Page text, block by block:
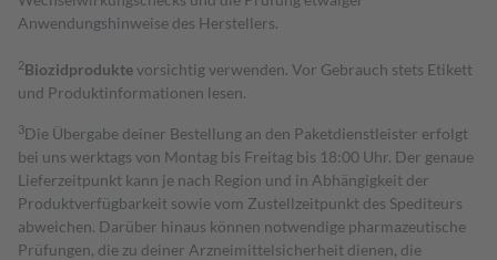
Anwendungshinweise des Herstellers.
2Biozidproduktevorsichtig verwenden. Vor Gebrauch stets Etikett
und Produktinformationen lesen.
3Die Übergabe deiner Bestellung an den Paketdienstleister erfolgt
bei uns werktags von Montag bis Freitag bis 18:00 Uhr. Der genaue
Lieferzeitpunkt kann je nach Region und in Abhängigkeit der
Produktverfügbarkeit sowie vom Zustellzeitpunkt des Spediteurs
abweichen. Darüber hinaus können notwendige pharmazeutische
Prüfungen, die zu deiner Arzneimittelsicherheit dienen, die